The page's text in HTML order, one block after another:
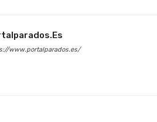
www.portalparados.es/